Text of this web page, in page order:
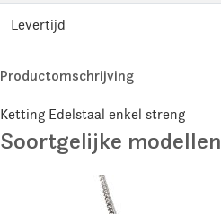
Levertijd
Productomschrijving
Ketting Edelstaal enkel streng
Soortgelijke modellen